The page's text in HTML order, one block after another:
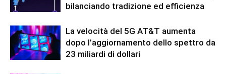
bilanciando tradizione ed efficienza
La velocità del 5G AT&T aumenta
dopo l’aggiornamento dello spettro da
23 miliardi di dollari